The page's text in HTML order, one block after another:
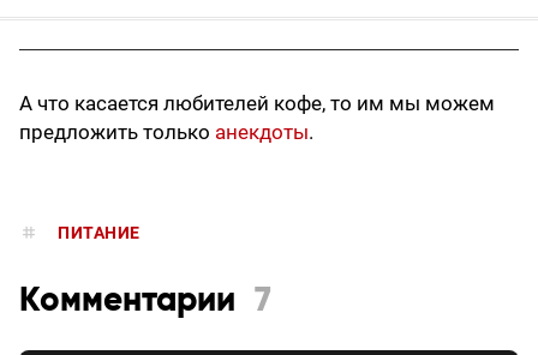
А что касается любителей кофе, то им мы можем
предложить только анекдоты.
ПИТАНИЕ
Комментарии 7